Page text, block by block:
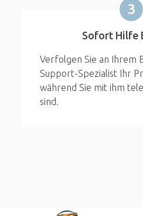
3
Sofort Hilfe
Verfolgen Sie an Ihrem
Support-Spezialist Ihr
während Sie mit ihm
sind.